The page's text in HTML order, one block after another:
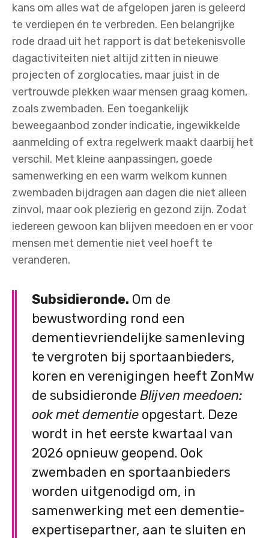
kans om alles wat de afgelopen jaren is geleerd
te verdiepen én te verbreden. Een belangrijke
rode draad uit het rapport is dat betekenisvolle
dagactiviteiten niet altijd zitten in nieuwe
projecten of zorglocaties, maar juist in de
vertrouwde plekken waar mensen graag komen,
zoals zwembaden. Een toegankelijk
beweegaanbod zonder indicatie, ingewikkelde
aanmelding of extra regelwerk maakt daarbij het
verschil. Met kleine aanpassingen, goede
samenwerking en een warm welkom kunnen
zwembaden bijdragen aan dagen die niet alleen
zinvol, maar ook plezierig en gezond zijn. Zodat
iedereen gewoon kan blijven meedoen en er voor
mensen met dementie niet veel hoeft te
veranderen.
Subsidieronde. Om de
bewustwording rond een
dementievriendelijke samenleving
te vergroten bij sportaanbieders,
koren en verenigingen heeft ZonMw
de subsidieronde Blijven meedoen:
ook met dementie opgestart. Deze
wordt in het eerste kwartaal van
2026 opnieuw geopend. Ook
zwembaden en sportaanbieders
worden uitgenodigd om, in
samenwerking met een dementie-
expertisepartner, aan te sluiten en